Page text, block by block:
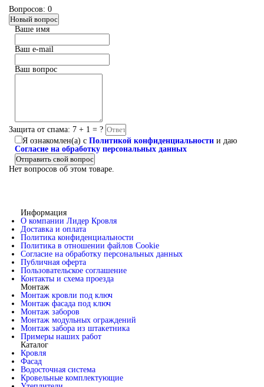
Вопросов: 0
Новый вопрос
Ваше имя
Ваш e-mail
Ваш вопрос
Защита от спама: 7 + 1 = ?
Я ознакомлен(а) с Политикой конфиденциальности и даю
Согласие на обработку персональных данных
Отправить свой вопрос
Нет вопросов об этом товаре.
Информация
О компании Лидер Кровля
Доставка и оплата
Политика конфиденциальности
Политика в отношении файлов Cookie
Согласие на обработку персональных данных
Публичная оферта
Пользовательское соглашение
Контакты и схема проезда
Монтаж
Монтаж кровли под ключ
Монтаж фасада под ключ
Монтаж заборов
Монтаж модульных ограждений
Монтаж забора из штакетника
Примеры наших работ
Каталог
Кровля
Фасад
Водосточная система
Кровельные комплектующие